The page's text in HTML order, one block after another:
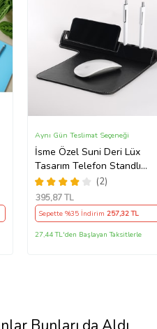
İsme Özel Suni Deri Lüx
Tasarım Telefon Standlı
Mouse Pad (Siyah)
(2)
Aynı Gün Teslimat Seçeneği
395,87 TL
Sepette %35 İndirim 257,32 TL
27,44 TL'den Başlayan Taksitlerle